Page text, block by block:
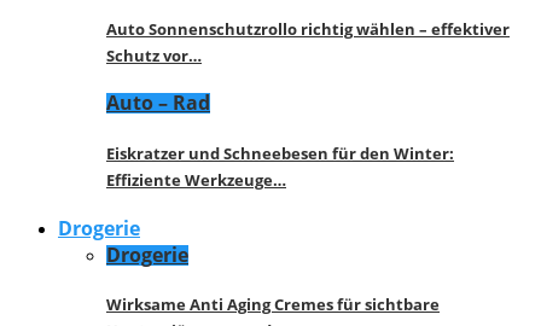
Auto Sonnenschutzrollo richtig wählen – effektiver
Schutz vor…
Auto – Rad
Eiskratzer und Schneebesen für den Winter:
Effiziente Werkzeuge…
Drogerie
Drogerie
Wirksame Anti Aging Cremes für sichtbare